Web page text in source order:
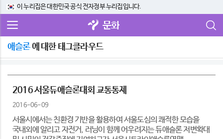
이 누리집은 대한민국 공식 전자정부 누리집입니다.
문화
애슬론에 대한 태그클라우드
2016 서울듀애슬론대회 교통통제
2016-06-09
서울시에서는 친환경 기반을 활용하여 서울도심의 쾌적한 모습을
국내외에 알리고 자전거, 러닝이 함께 어우려지는 듀애슬론 저변확대